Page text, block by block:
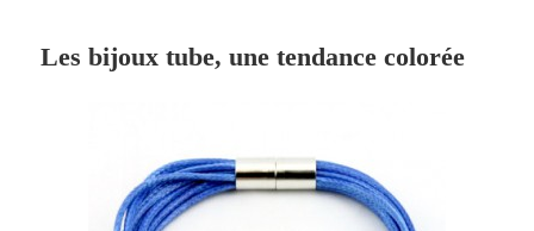
Les bijoux tube, une tendance colorée